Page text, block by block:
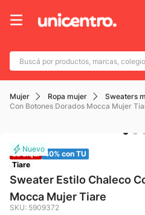
Buscá por productos,
Mujer Ropa mujer Sweaters
Con Botones Dorados Mocca Mujer
La Liqui 40% con TU
Tiare
Sweater Estilo Chaleco
Mocca Mujer Tiare
SKU: 5909372
Términos más buscados
1 adidas
4
5. botin
6. mochila